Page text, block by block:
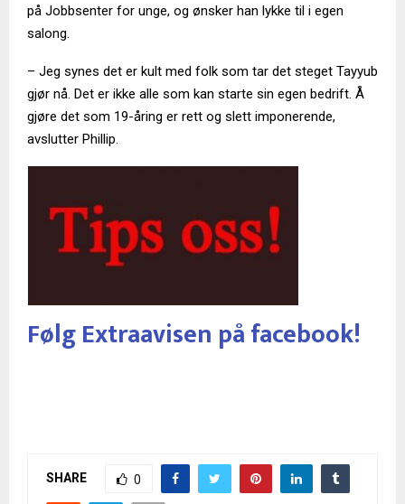
på Jobbsenter for unge, og ønsker han lykke til i egen
salong.
– Jeg synes det er kult med folk som tar det steget Tayyub
gjør nå. Det er ikke alle som kan starte sin egen bedrift. Å
gjøre det som 19-åring er rett og slett imponerende,
avslutter Phillip.
Følg Extraavisen på facebook!
SHARE 0